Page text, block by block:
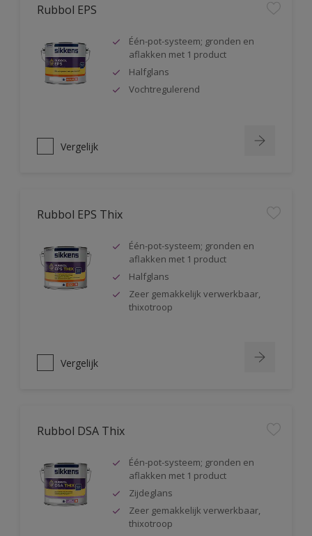
Rubbol EPS
Één-pot-systeem; gronden en
aflakken met 1 product
Halfglans
Vochtregulerend
Vergelijk
Rubbol EPS Thix
Één-pot-systeem; gronden en
aflakken met 1 product
Halfglans
Zeer gemakkelijk verwerkbaar,
thixotroop
Vergelijk
Rubbol DSA Thix
Één-pot-systeem; gronden en
aflakken met 1 product
Zijdeglans
Zeer gemakkelijk verwerkbaar,
thixotroop